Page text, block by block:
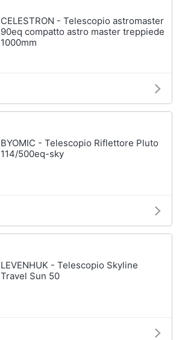
CELESTRON - Telescopio astromaster
90eq compatto astro master treppiede
1000mm
BYOMIC - Telescopio Riflettore Pluto
114/500eq-sky
LEVENHUK - Telescopio Skyline
Travel Sun 50